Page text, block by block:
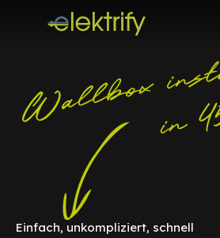
Einfach, unkompliziert, schnell